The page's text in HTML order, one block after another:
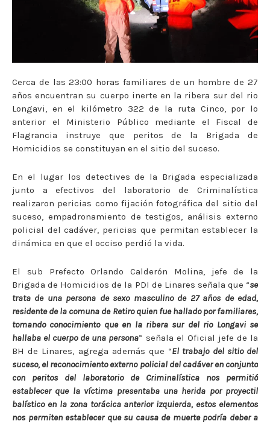
Cerca de las 23:00 horas familiares de un hombre de 27
años encuentran su cuerpo inerte en la ribera sur del rio
Longavi, en el kilómetro 322 de la ruta Cinco, por lo
anterior el Ministerio Público mediante el Fiscal de
Flagrancia instruye que peritos de la Brigada de
Homicidios se constituyan en el sitio del suceso.
En el lugar los detectives de la Brigada especializada
junto a efectivos del laboratorio de Criminalística
realizaron pericias como fijación fotográfica del sitio del
suceso, empadronamiento de testigos, análisis externo
policial del cadáver, pericias que permitan establecer la
dinámica en que el occiso perdió la vida.
El sub Prefecto Orlando Calderón Molina, jefe de la
Brigada de Homicidios de la PDI de Linares señala que “se
trata de una persona de sexo masculino de 27 años de edad,
residente de la comuna de Retiro quien fue hallado por familiares,
tomando conocimiento que en la ribera sur del rio Longavi se
hallaba el cuerpo de una persona” señala el Oficial jefe de la
BH de Linares, agrega además que “El trabajo del sitio del
suceso, el reconocimiento externo policial del cadáver en conjunto
con peritos del laboratorio de Criminalística nos permitió
establecer que la víctima presentaba una herida por proyectil
balístico en la zona torácica anterior izquierda, estos elementos
nos permiten establecer que su causa de muerte podría deber a